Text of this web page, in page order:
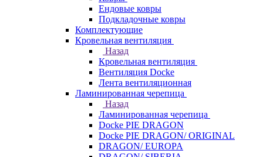
Ендовые ковры
Подкладочные ковры
Комплектующие
Кровельная вентиляция
Назад
Кровельная вентиляция
Вентиляция Docke
Лента вентиляционная
Ламинированная черепица
Назад
Ламинированная черепица
Docke PIE DRAGON
Docke PIE DRAGON/ ORIGINAL
DRAGON/ EUROPA